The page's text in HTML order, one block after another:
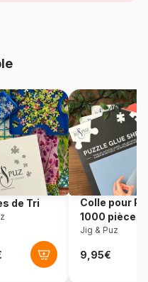
Hill-40364
pièces
x 48 cm
de Tri
Colle pour
1000 pièces
Jig & Puz